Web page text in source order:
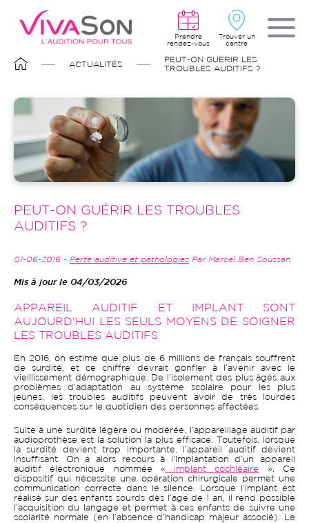
contenu
principal
Prendre
rendez-vous
Trouver un
centre
FIL
D'ARIANE
ACTUALITÉS
PEUT-ON GUÉRIR LES
TROUBLES AUDITIFS ?
PEUT-ON GUÉRIR LES TROUBLES
AUDITIFS ?
01-06-2016 - Perte auditive et pathologies Par Marcel Ben Soussan
Mis à jour le 04/03/2026
APPAREIL AUDITIF ET IMPLANT SONT
AUJOURD'HUI LES SEULS MOYENS DE SOIGNER
LES TROUBLES AUDITIFS
En 2016, on estime que plus de 6 millions de français souffrent
de surdité, et ce chiffre devrait gonfler à l’avenir avec le
vieillissement démographique. De l’isolement des plus âgés aux
problèmes d’adaptation au système scolaire pour les plus
jeunes, les troubles auditifs peuvent avoir de très lourdes
conséquences sur le quotidien des personnes affectées.
Suite à une surdité légère ou modérée, l’appareillage auditif par
audioprothèse est la solution la plus efficace. Toutefois, lorsque
la surdité devient trop importante, l’appareil auditif devient
insuffisant. On a alors recours à l’implantation d’un appareil
auditif électronique nommée « implant cochléaire
». Ce
dispositif qui nécessite une opération chirurgicale permet une
communication correcte dans le silence. Lorsque l’implant est
réalisé sur des enfants sourds dès l’âge de 1 an, il rend possible
l’acquisition du langage et permet à ces enfants de suivre une
scolarité normale (en l’absence d’handicap majeur associé). Le